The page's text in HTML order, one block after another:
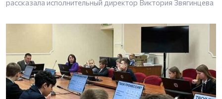
рассказала исполнительный директор Виктория Звягинцева